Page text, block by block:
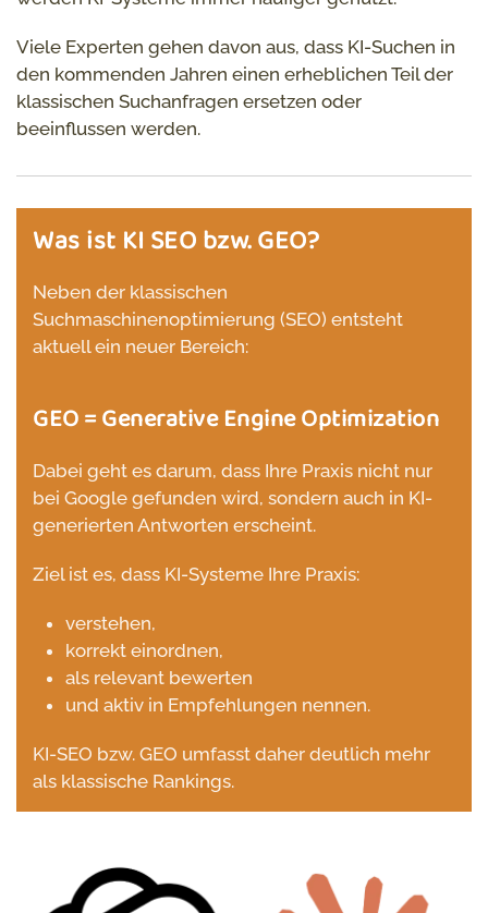
Viele Experten gehen davon aus, dass KI-Suchen in
den kommenden Jahren einen erheblichen Teil der
klassischen Suchanfragen ersetzen oder
beeinflussen werden.
Was ist KI SEO bzw. GEO?
Neben der klassischen
Suchmaschinenoptimierung (SEO) entsteht
aktuell ein neuer Bereich:
GEO = Generative Engine Optimization
Dabei geht es darum, dass Ihre Praxis nicht nur
bei Google gefunden wird, sondern auch in KI-
generierten Antworten erscheint.
Ziel ist es, dass KI-Systeme Ihre Praxis:
verstehen,
korrekt einordnen,
als relevant bewerten
und aktiv in Empfehlungen nennen.
KI-SEO bzw. GEO umfasst daher deutlich mehr
als klassische Rankings.